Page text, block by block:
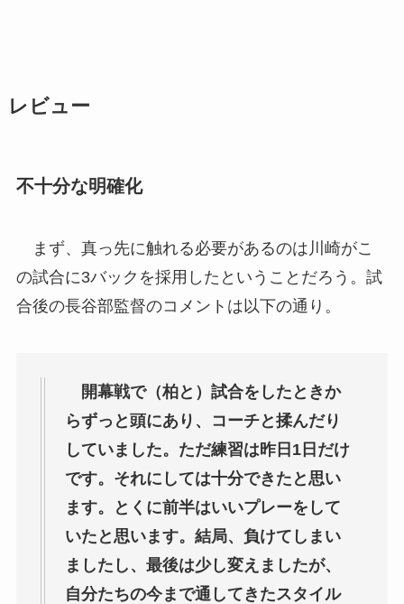
レビュー
不十分な明確化
まず、真っ先に触れる必要があるのは川崎がこ
の試合に3バックを採用したということだろう。試
合後の長谷部監督のコメントは以下の通り。
開幕戦で（柏と）試合をしたときか
らずっと頭にあり、コーチと揉んだり
していました。ただ練習は昨日1日だけ
です。それにしては十分できたと思い
ます。とくに前半はいいプレーをして
いたと思います。結局、負けてしまい
ましたし、最後は少し変えましたが、
自分たちの今まで通してきたスタイル